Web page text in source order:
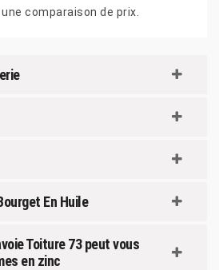
comparaison de prix.
En Huile
Toiture 73 peut vous
en zinc